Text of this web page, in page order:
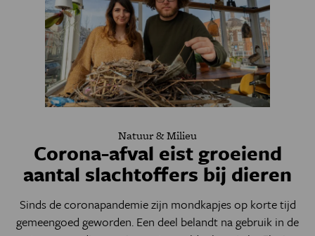
Natuur & Milieu
Corona-afval eist groeiend
aantal slachtoffers bij dieren
Sinds de coronapandemie zijn mondkapjes op korte tijd
gemeengoed geworden. Een deel belandt na gebruik in de